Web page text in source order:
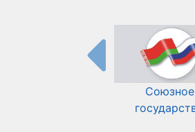
Союзное